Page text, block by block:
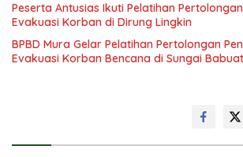
Peserta Antusias Ikuti Pelatihan
Evakuasi Korban di Dirung Lingkin
BPBD Mura Gelar Pelatihan Pertolongan
Evakuasi Korban Bencana di Sungai Babuat